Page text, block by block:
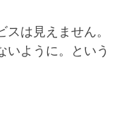
は見えません。
いように。という